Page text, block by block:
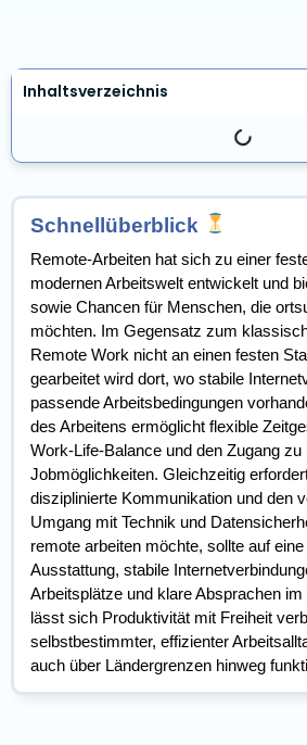
Schnellüberblick
Remote-Arbeiten hat sich zu einer
modernen Arbeitswelt entwickelt und
sowie Chancen für Menschen, die
möchten. Im Gegensatz zum
Remote Work nicht an einen festen
gearbeitet wird dort, wo stabile
passende Arbeitsbedingungen
des Arbeitens ermöglicht flexible
Work-Life-Balance und den Zugang zu
Jobmöglichkeiten. Gleichzeitig
disziplinierte Kommunikation und den
Umgang mit Technik und
remote arbeiten möchte, sollte auf
Ausstattung, stabile
Arbeitsplätze und klare Absprachen
lässt sich Produktivität mit Freiheit
selbstbestimmter, effizienter
auch über Ländergrenzen hinweg
Inhaltsverzeichnis